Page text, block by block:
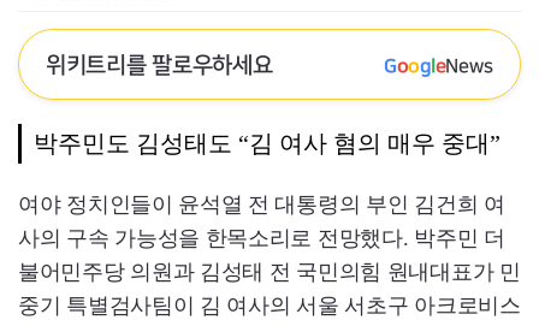
위키트리를 팔로우하세요 GoogleNews
박주민도 김성태도 “김 여사 혐의 매우 중대”
여야 정치인들이 윤석열 전 대통령의 부인 김건희 여
사의 구속 가능성을 한목소리로 전망했다. 박주민 더
불어민주당 의원과 김성태 전 국민의힘 원내대표가 민
중기 특별검사팀이 김 여사의 서울 서초구 아크로비스